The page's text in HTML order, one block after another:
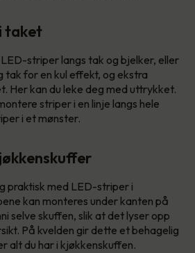
taket
striper langs tak og bjelker, eller
tak for en kul effekt, og ekstra
Her kan du leke deg med uttrykket.
striper i en linje langs hele
i et mønster.
praktisk med LED-striper i
kan monteres under kanten på
selve skuffen, slik at det lyser opp
På kvelden gir dette et behagelig
alt du har i kjøkkenskuffen.